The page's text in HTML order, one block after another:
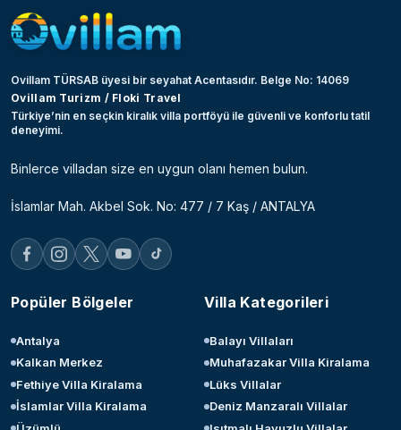
Ovillam TÜRSAB üyesi bir seyahat Acentasıdır. Belge No: 14069
Ovillam Turizm / Floki Travel
Türkiye’nin en seçkin kiralık villa portföyü ile güvenli ve konforlu tatil
deneyimi.
Binlerce villadan size en uygun olanı hemen bulun.
İslamlar Mah. Akbel Sok. No: 477 / 7 Kaş / ANTALYA
Popüler Bölgeler
Antalya
Kalkan Merkez
Fethiye Villa Kiralama
İslamlar Villa Kiralama
Villa Kategorileri
Balayı Villaları
Muhafazakar Villa Kiralama
Lüks Villalar
Deniz Manzaralı Villalar